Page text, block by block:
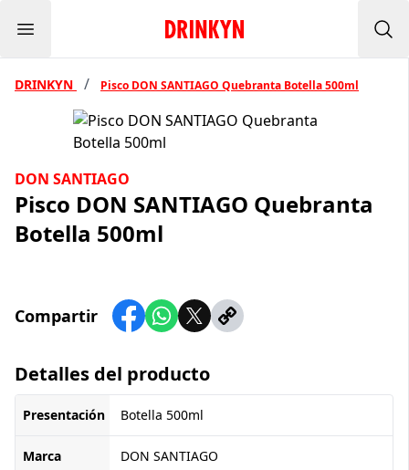
Menu Inicio Drinkyn
DRINKYN / Pisco DON SANTIAGO Quebranta Botella 500ml
DON SANTIAGO
Pisco DON SANTIAGO Quebranta
Botella 500ml
Compartir
Detalles del producto
Presentación Botella 500ml
Marca DON SANTIAGO